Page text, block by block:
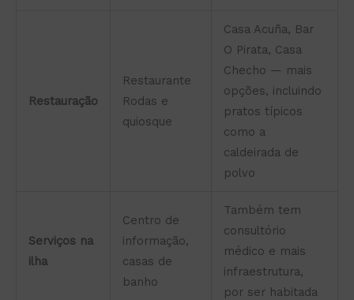
Restauração
Restaurante
Rodas e
quiosque
Casa Acuña, Bar
O Pirata, Casa
Checho — mais
opções, incluindo
pratos típicos
como a
caldeirada de
polvo
Serviços na
ilha
Centro de
informação,
casas de
banho
Também tem
consultório
médico e mais
infraestrutura,
por ser habitada